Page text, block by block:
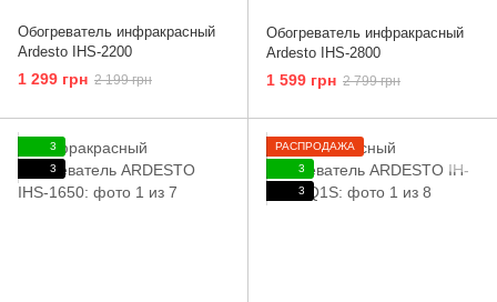
Обогреватель инфракрасный
Ardesto IHS-2200
1 299 грн 2 199 грн
Обогреватель инфракрасный
Ardesto IHS-2800
1 599 грн 2 799 грн
3
3
РАСПРОДАЖА
3
3